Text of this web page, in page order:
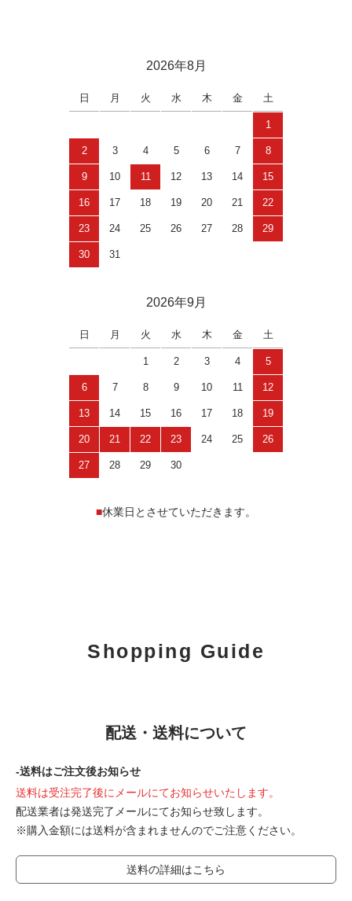
2026年8月
日 月 火 水 木 金 土
1
2 3 4 5 6 7 8
9 10 11 12 13 14 15
16 17 18 19 20 21 22
23 24 25 26 27 28 29
30 31
2026年9月
日 月 火 水 木 金 土
1 2 3 4 5
6 7 8 9 10 11 12
13 14 15 16 17 18 19
20 21 22 23 24 25 26
27 28 29 30
■休業日とさせていただきます。
Shopping Guide
配送・送料について
-送料はご注文後お知らせ
送料は受注完了後にメールにてお知らせいたします。
配送業者は発送完了メールにてお知らせ致します。
※購入金額には送料が含まれませんのでご注意ください。
送料の詳細はこちら